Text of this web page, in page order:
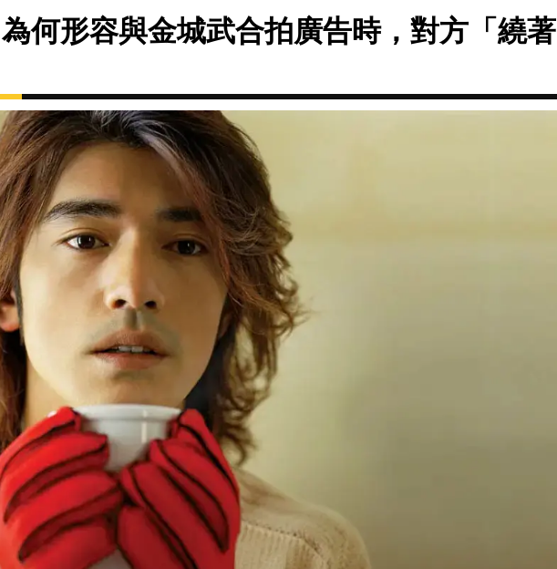
何形容與金城武合拍廣告時，對方「繞著